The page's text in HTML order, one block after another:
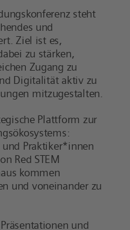
steht
und
Ziel ist es,
zu stärken,
Zugang zu
Digitalität aktiv zu
mitzugestalten.
Plattform zur
Praktiker*innen
Red STEM
kommen
und voneinander zu
und